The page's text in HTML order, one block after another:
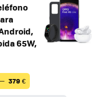
65W,
379 €